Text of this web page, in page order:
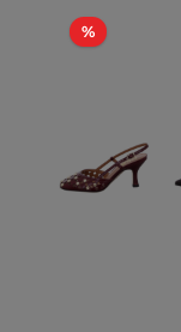
%Rabatt